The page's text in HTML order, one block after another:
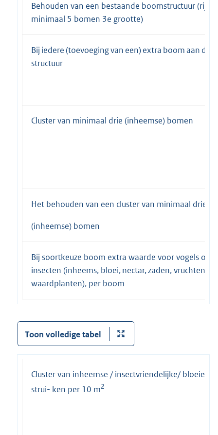
Behouden van een bestaande boomstructuur (rij
minimaal 5 bomen 3e grootte)
Bij iedere (toevoeging van een) extra boom aan de
structuur
Cluster van minimaal drie (inheemse) bomen
Het behouden van een cluster van minimaal drie
(inheemse) bomen
Bij soortkeuze boom extra waarde voor vogels of
insecten (inheems, bloei, nectar, zaden, vruchten,
waardplanten), per boom
Toon volledige tabel
Cluster van inheemse / insectvriendelijke/
strui- ken per 10 m2